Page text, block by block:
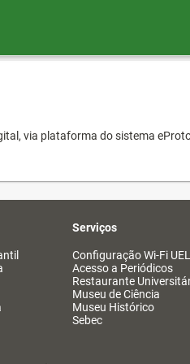
via plataforma do sistema
Serviços
Configuração Wi-Fi UEL
Acesso a Periódicos
Restaurante
Museu de Ciência
Museu Histórico
Sebec